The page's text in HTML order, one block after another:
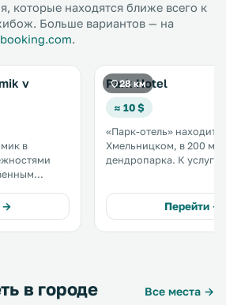
которые находятся ближе всего к
Больше вариантов — на
.
v
в
→
28 км
Park Hotel
≈ 10 $
«Парк-отель»
Хмельницком, в 200
дендропарка. К услугам гостей
частная парковка. Все номера
отеля оборудованы
кондиционером и
Перейти →
в городе
Все места →